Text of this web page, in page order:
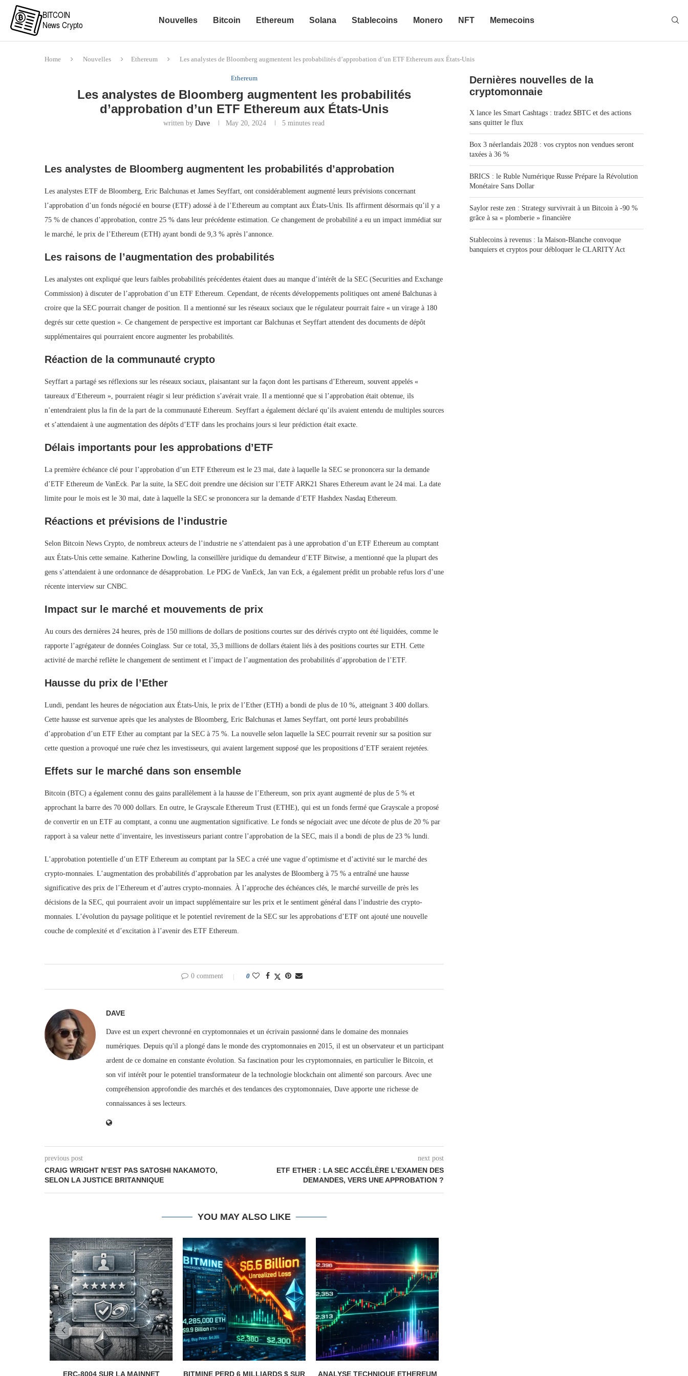
Nouvelles Bitcoin Ethereum Solana Stablecoins Monero NFT Memecoins
Home Nouvelles Ethereum Les analystes de Bloomberg augmentent les probabilités d’approbation d’un ETF Ethereum aux États-Unis
Ethereum
Les analystes de Bloomberg augmentent les probabilités
d’approbation d’un ETF Ethereum aux États-Unis
written byDave May 20, 2024 5 minutes read
Les analystes de Bloomberg augmentent les probabilités d’approbation
Les analystes ETF de Bloomberg, Eric Balchunas et James Seyffart, ont considérablement augmenté leurs prévisions concernant
l’approbation d’un fonds négocié en bourse (ETF) adossé à de l’Ethereum au comptant aux États-Unis. Ils affirment désormais qu’il y a
75 % de chances d’approbation, contre 25 % dans leur précédente estimation. Ce changement de probabilité a eu un impact immédiat sur
le marché, le prix de l’Ethereum (ETH) ayant bondi de 9,3 % après l’annonce.
Les raisons de l’augmentation des probabilités
Les analystes ont expliqué que leurs faibles probabilités précédentes étaient dues au manque d’intérêt de la SEC (Securities and Exchange
Commission) à discuter de l’approbation d’un ETF Ethereum. Cependant, de récents développements politiques ont amené Balchunas à
croire que la SEC pourrait changer de position. Il a mentionné sur les réseaux sociaux que le régulateur pourrait faire « un virage à 180
degrés sur cette question ». Ce changement de perspective est important car Balchunas et Seyffart attendent des documents de dépôt
supplémentaires qui pourraient encore augmenter les probabilités.
Réaction de la communauté crypto
Seyffart a partagé ses réflexions sur les réseaux sociaux, plaisantant sur la façon dont les partisans d’Ethereum, souvent appelés «
taureaux d’Ethereum », pourraient réagir si leur prédiction s’avérait vraie. Il a mentionné que si l’approbation était obtenue, ils
n’entendraient plus la fin de la part de la communauté Ethereum. Seyffart a également déclaré qu’ils avaient entendu de multiples sources
et s’attendaient à une augmentation des dépôts d’ETF dans les prochains jours si leur prédiction était exacte.
Délais importants pour les approbations d’ETF
La première échéance clé pour l’approbation d’un ETF Ethereum est le 23 mai, date à laquelle la SEC se prononcera sur la demande
d’ETF Ethereum de VanEck. Par la suite, la SEC doit prendre une décision sur l’ETF ARK21 Shares Ethereum avant le 24 mai. La date
limite pour le mois est le 30 mai, date à laquelle la SEC se prononcera sur la demande d’ETF Hashdex Nasdaq Ethereum.
Réactions et prévisions de l’industrie
Selon Bitcoin News Crypto, de nombreux acteurs de l’industrie ne s’attendaient pas à une approbation d’un ETF Ethereum au comptant
aux États-Unis cette semaine. Katherine Dowling, la conseillère juridique du demandeur d’ETF Bitwise, a mentionné que la plupart des
gens s’attendaient à une ordonnance de désapprobation. Le PDG de VanEck, Jan van Eck, a également prédit un probable refus lors d’une
récente interview sur CNBC.
Impact sur le marché et mouvements de prix
Au cours des dernières 24 heures, près de 150 millions de dollars de positions courtes sur des dérivés crypto ont été liquidées, comme le
rapporte l’agrégateur de données Coinglass. Sur ce total, 35,3 millions de dollars étaient liés à des positions courtes sur ETH. Cette
activité de marché reflète le changement de sentiment et l’impact de l’augmentation des probabilités d’approbation de l’ETF.
Hausse du prix de l’Ether
Lundi, pendant les heures de négociation aux États-Unis, le prix de l’Ether (ETH) a bondi de plus de 10 %, atteignant 3 400 dollars.
Cette hausse est survenue après que les analystes de Bloomberg, Eric Balchunas et James Seyffart, ont porté leurs probabilités
d’approbation d’un ETF Ether au comptant par la SEC à 75 %. La nouvelle selon laquelle la SEC pourrait revenir sur sa position sur
cette question a provoqué une ruée chez les investisseurs, qui avaient largement supposé que les propositions d’ETF seraient rejetées.
Effets sur le marché dans son ensemble
Bitcoin (BTC) a également connu des gains parallèlement à la hausse de l’Ethereum, son prix ayant augmenté de plus de 5 % et
approchant la barre des 70 000 dollars. En outre, le Grayscale Ethereum Trust (ETHE), qui est un fonds fermé que Grayscale a proposé
de convertir en un ETF au comptant, a connu une augmentation significative. Le fonds se négociait avec une décote de plus de 20 % par
rapport à sa valeur nette d’inventaire, les investisseurs pariant contre l’approbation de la SEC, mais il a bondi de plus de 23 % lundi.
L’approbation potentielle d’un ETF Ethereum au comptant par la SEC a créé une vague d’optimisme et d’activité sur le marché des
crypto-monnaies. L’augmentation des probabilités d’approbation par les analystes de Bloomberg à 75 % a entraîné une hausse
significative des prix de l’Ethereum et d’autres crypto-monnaies. À l’approche des échéances clés, le marché surveille de près les
décisions de la SEC, qui pourraient avoir un impact supplémentaire sur les prix et le sentiment général dans l’industrie des crypto-
monnaies. L’évolution du paysage politique et le potentiel revirement de la SEC sur les approbations d’ETF ont ajouté une nouvelle
couche de complexité et d’excitation à l’avenir des ETF Ethereum.
0 comment 0
DAVE
Dave est un expert chevronné en cryptomonnaies et un écrivain passionné dans le domaine des monnaies
numériques. Depuis qu'il a plongé dans le monde des cryptomonnaies en 2015, il est un observateur et un participant
ardent de ce domaine en constante évolution. Sa fascination pour les cryptomonnaies, en particulier le Bitcoin, et
son vif intérêt pour le potentiel transformateur de la technologie blockchain ont alimenté son parcours. Avec une
compréhension approfondie des marchés et des tendances des cryptomonnaies, Dave apporte une richesse de
connaissances à ses lecteurs.
previous post
CRAIG WRIGHT N’EST PAS SATOSHI NAKAMOTO,
SELON LA JUSTICE BRITANNIQUE
next post
ETF ETHER : LA SEC ACCÉLÈRE L’EXAMEN DES
DEMANDES, VERS UNE APPROBATION ?
YOU MAY ALSO LIKE
ERC-8004 SUR LA MAINNET BITMINE PERD 6 MILLIARDS $ SUR ANALYSE TECHNIQUE ETHEREUM
Dernières nouvelles de la
cryptomonnaie
X lance les Smart Cashtags : tradez $BTC et des actions
sans quitter le flux
Box 3 néerlandais 2028 : vos cryptos non vendues seront
taxées à 36 %
BRICS : le Ruble Numérique Russe Prépare la Révolution
Monétaire Sans Dollar
Saylor reste zen : Strategy survivrait à un Bitcoin à -90 %
grâce à sa « plomberie » financière
Stablecoins à revenus : la Maison-Blanche convoque
banquiers et cryptos pour débloquer le CLARITY Act